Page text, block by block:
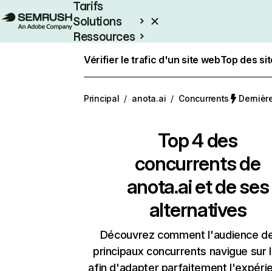
Tarifs
Solutions
Ressources
Vérifier le trafic d'un site webTop des
Principal / anota.ai / Concurrents
Top 4 des
concurrents de
anota.ai et de ses
alternatives
Découvrez comment l'audience
principaux concurrents navigue sur
afin d'adapter parfaitement